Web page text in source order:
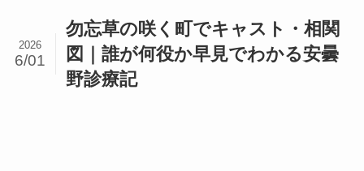
勿忘草の咲く町でキャスト・相関
図｜誰が何役か早見でわかる安曇
野診療記
2026
6/01